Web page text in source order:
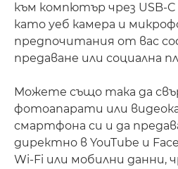
към компютър чрез USB-
като уеб камера и
предпочитания от вас
предаване или социална
Можете също така да
фотоапарати или
смартфона си и да
директно в YouTube и
Wi-Fi или мобилни данни,